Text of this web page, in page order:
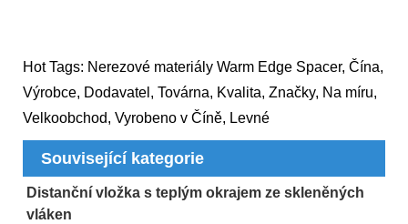
Hot Tags: Nerezové materiály Warm Edge Spacer, Čína,
Výrobce, Dodavatel, Továrna, Kvalita, Značky, Na míru,
Velkoobchod, Vyrobeno v Číně, Levné
Související kategorie
Distanční vložka s teplým okrajem ze skleněných
vláken